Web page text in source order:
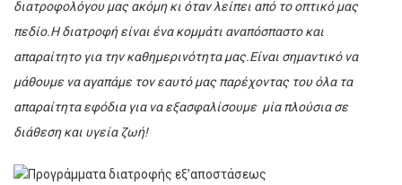
διατροφολόγου μας ακόμη κι όταν λείπει από το οπτικό μας
πεδίο.Η διατροφή είναι ένα κομμάτι αναπόσπαστο και
απαραίτητο για την καθημερινότητα μας.Είναι σημαντικό να
μάθουμε να αγαπάμε τον εαυτό μας παρέχοντας του όλα τα
απαραίτητα εφόδια για να εξασφαλίσουμε μία πλούσια σε
διάθεση και υγεία ζωή!